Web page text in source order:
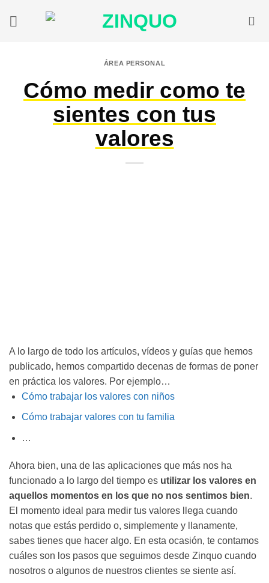
ÁREA PERSONAL
Cómo medir como te
sientes con tus
valores
A lo largo de todo los artículos, vídeos y guías que hemos
publicado, hemos compartido decenas de formas de poner
en práctica los valores. Por ejemplo…
Cómo trabajar los valores con niños
Cómo trabajar valores con tu familia
…
Ahora bien, una de las aplicaciones que más nos ha
funcionado a lo largo del tiempo es utilizar los valores en
aquellos momentos en los que no nos sentimos bien.
El momento ideal para medir tus valores llega cuando
notas que estás perdido o, simplemente y llanamente,
sabes tienes que hacer algo. En esta ocasión, te contamos
cuáles son los pasos que seguimos desde Zinquo cuando
nosotros o algunos de nuestros clientes se siente así.